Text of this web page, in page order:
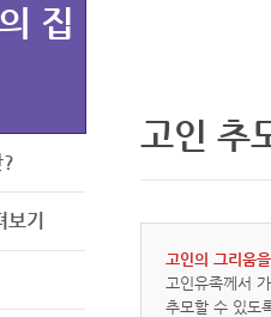
집
기
고인 추
고인의 그리움
고인유족께서
추모할 수 있도